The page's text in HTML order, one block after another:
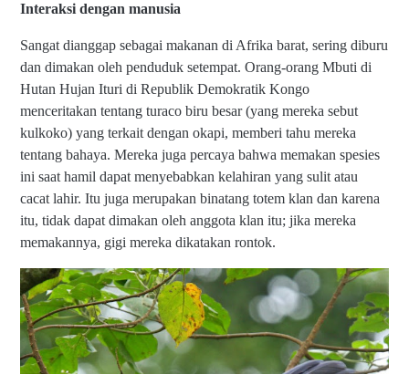
Interaksi dengan manusia
Sangat dianggap sebagai makanan di Afrika barat, sering diburu
dan dimakan oleh penduduk setempat. Orang-orang Mbuti di
Hutan Hujan Ituri di Republik Demokratik Kongo
menceritakan tentang turaco biru besar (yang mereka sebut
kulkoko) yang terkait dengan okapi, memberi tahu mereka
tentang bahaya. Mereka juga percaya bahwa memakan spesies
ini saat hamil dapat menyebabkan kelahiran yang sulit atau
cacat lahir. Itu juga merupakan binatang totem klan dan karena
itu, tidak dapat dimakan oleh anggota klan itu; jika mereka
memakannya, gigi mereka dikatakan rontok.